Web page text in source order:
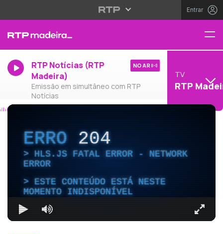
Entrar
RTP Notícias (RTP
Madeira)
Emissão em simultâneo com RTP
Notícias
NO AR
TV
RTP
ERRO204
HLS.JS FATAL ERROR - NETWORK
ERROR
ESTE CONTEÚDO ESTÁ NESTE
MOMENTO INDISPONÍVEL